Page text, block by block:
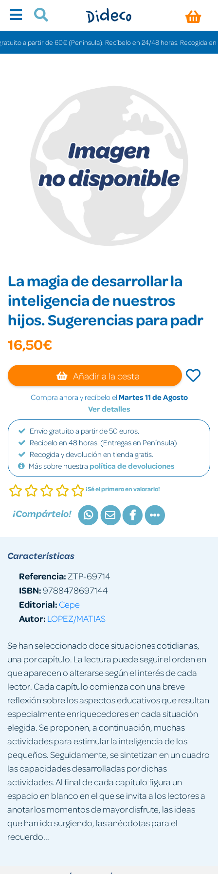
a partir de 60€ (Península). Recíbelo en 24/48 horas. Recogida en
La magia de desarrollar la
inteligencia de nuestros
hijos. Sugerencias para padr
16,50€
Añadir a la cesta
Compra ahora y recíbelo el Martes 11 de Agosto
Ver detalles
Envío gratuito a partir de 50 euros.
Recíbelo en 48 horas. (Entregas en Península)
Recogida y devolución en tienda gratis.
Más sobre nuestra política de devoluciones
¡Sé el primero en valorarlo!
¡Compártelo!
Se han seleccionado doce situaciones cotidianas,
una por capítulo. La lectura puede seguir el orden en
que aparecen o alterarse según el interés de cada
lector. Cada capítulo comienza con una breve
reflexión sobre los aspectos educativos que resultan
especialmente enriquecedores en cada situación
elegida. Se proponen, a continuación, muchas
actividades para estimular la inteligencia de los
pequeños. Seguidamente, se sintetizan en un cuadro
las capacidades desarrolladas por dichas
actividades. Al final de cada capítulo figura un
espacio en blanco en el que se invita a los lectores a
anotar los momentos de mayor disfrute, las ideas
que han ido surgiendo, las anécdotas para el
recuerdo...
Características
Referencia: ZTP-69714
ISBN:9788478697144
Editorial: Cepe
Autor: LOPEZ/MATIAS